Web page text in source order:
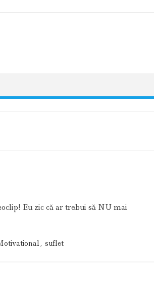
Eu zic că ar trebui să NU mai
, suflet